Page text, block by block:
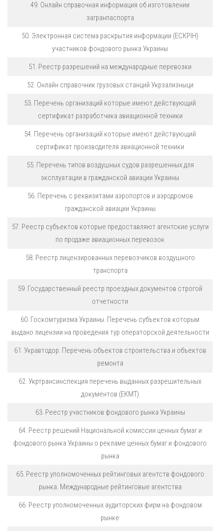
49. Онлайн справочная информация об изготовлении
загранпаспорта
50. Электронная система раскрытия информации (ЕСКРІН)
участников фондового рынка Украины
51. Реестр разрешений на международные перевозки
52. Онлайн справочник грузовых станций Укрзализныци
53. Перечень организаций которые имеют действующий
сертификат разработчика авиационной техники
54. Перечень организаций которые имеют действующий
сертификат производителя авиационной техники
55. Перечень типов воздушных судов разрешенных для
эксплуатации в гражданской авиации Украины
56. Перечень с реквизитами аэропортов и аэродромов
гражданской авиации Украины
57. Реестр субъектов которые предоставляют агентские услуги
по продаже авиационных перевозок
58. Реестр лицензированных перевозчиков воздушного
транспорта
59. Государственный реестр проездных документов строгой
отчетности
60. Госкомтуризма Украины. Перечень субъектов которым
выдано лицензии на проведения тур операторской деятельности
61. Укравтодор. Перечень объектов строительства и объектов
ремонта
62. Укртрансинспекция перечень выданных разрешительных
документов (ЕКМТ)
63. Реестр участников фондового рынка Украины
64. Реестр решений Национальной комиссии ценных бумаг и
фондового рынка Украины о рекламе ценных бумаг и фондового
рынка
65. Реестр уполномоченных рейтинговых агентств фондового
рынка. Международные рейтинговые агентства
66. Реестр уполномоченных аудиторских фирм на фондовом
рынке